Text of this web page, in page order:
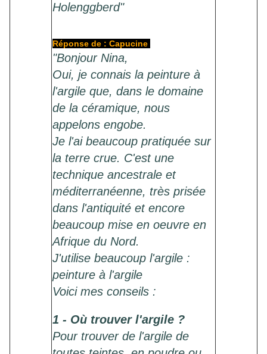
Holenggberd"
Réponse de : Capucine
"Bonjour Nina,
Oui, je connais la peinture à
l'argile que, dans le domaine
de la céramique, nous
appelons engobe.
Je l'ai beaucoup pratiquée sur
la terre crue. C'est une
technique ancestrale et
méditerranéenne, très prisée
dans l'antiquité et encore
beaucoup mise en oeuvre en
Afrique du Nord.
J'utilise beaucoup l'argile :
peinture à l'argile
Voici mes conseils :
1 - Où trouver l'argile ?
Pour trouver de l'argile de